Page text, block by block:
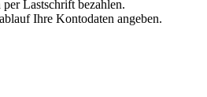
Lastschrift bezahlen.
Ihre Kontodaten angeben.